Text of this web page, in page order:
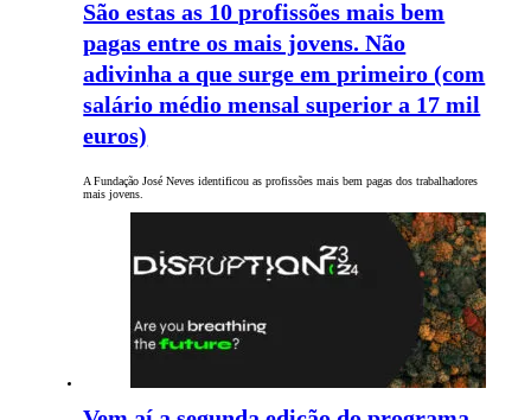
São estas as 10 profissões mais bem
pagas entre os mais jovens. Não
adivinha a que surge em primeiro (com
salário médio mensal superior a 17 mil
euros)
A Fundação José Neves identificou as profissões mais bem pagas dos trabalhadores
mais jovens.